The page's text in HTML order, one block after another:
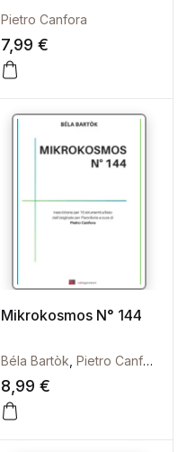
Pietro Canfora
7,99 €
Mikrokosmos N° 144
Béla Bartòk Pietro Canfora
8,99 €